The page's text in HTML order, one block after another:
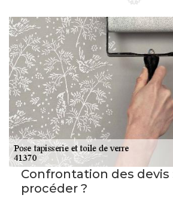
Confrontation des
procéder ?